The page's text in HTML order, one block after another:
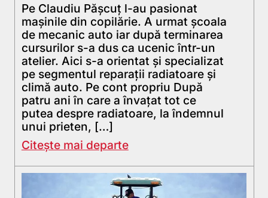
Pe Claudiu Pășcuț l-au pasionat
mașinile din copilărie. A urmat școala
de mecanic auto iar după terminarea
cursurilor s-a dus ca ucenic într-un
atelier. Aici s-a orientat și specializat
pe segmentul reparații radiatoare și
climă auto. Pe cont propriu După
patru ani în care a învațat tot ce
putea despre radiatoare, la îndemnul
unui prieten, […]
Citește mai departe